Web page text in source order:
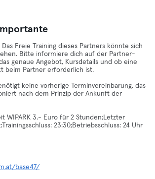
Freie Training dieses Partners könnte sich
Bitte informiere dich auf der Partner-
genaue Angebot, Kursdetails und ob eine
beim Partner erforderlich ist.
keine vorherige Terminvereinbarung, das
nach dem Prinzip der Ankunft der
WIPARK 3.- Euro für 2 Stunden;Letzter
23:30;Betriebsschluss: 24 Uhr
base47/